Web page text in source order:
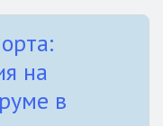
на
в